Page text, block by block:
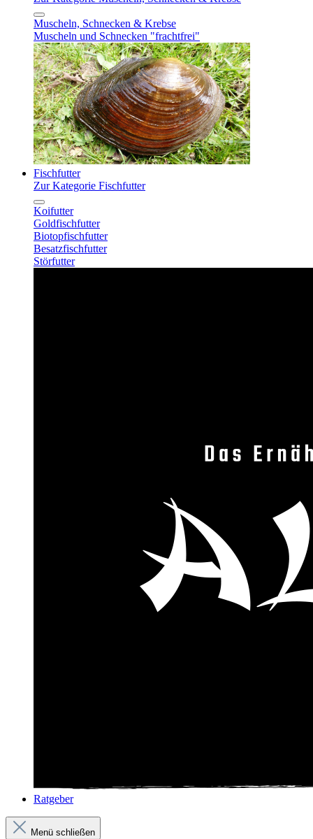
Muscheln, Schnecken & Krebse
Muscheln und Schnecken "frachtfrei"
Fischfutter
Zur Kategorie Fischfutter
Koifutter
Goldfischfutter
Biotopfischfutter
Besatzfischfutter
Störfutter
Ratgeber
Menü schließen